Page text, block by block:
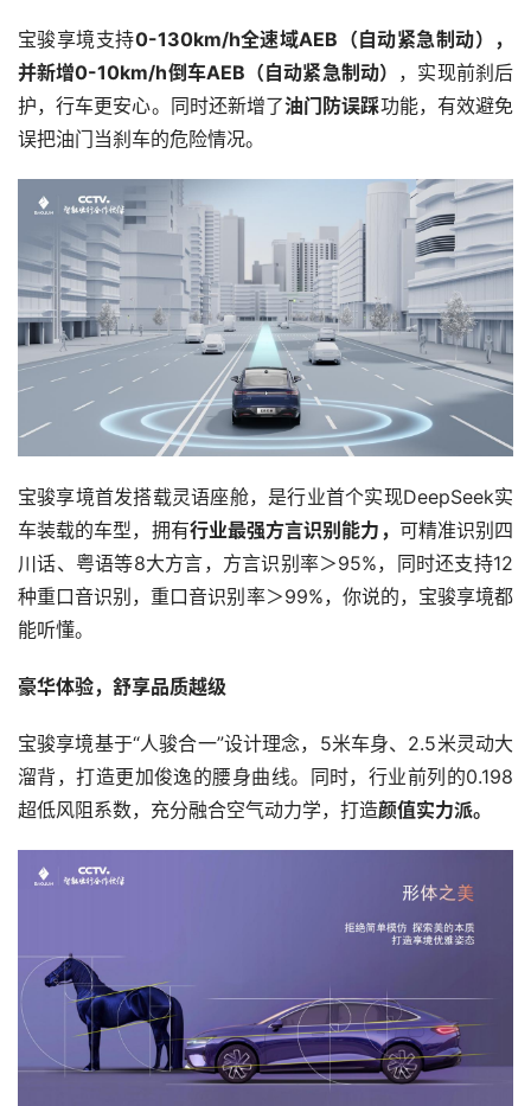
宝骏享境支持0-130km/h全速域AEB（自动紧急制动），
并新增0-10km/h倒车AEB（自动紧急制动） ，实现前刹后
护，行车更安心。同时还新增了油门防误踩功能，有效避免
误把油门当刹车的危险情况。
宝骏享境首发搭载灵语座舱，是行业首个实现DeepSeek实
车装载的车型，拥有行业最强方言识别能力， 可精准识别四
川话、粤语等8大方言，方言识别率＞95%，同时还支持12
种重口音识别，重口音识别率＞99%，你说的，宝骏享境都
能听懂。
豪华体验，舒享品质越级
宝骏享境基于“人骏合一”设计理念，5米车身、2.5米灵动大
溜背，打造更加俊逸的腰身曲线。同时，行业前列的0.198
超低风阻系数，充分融合空气动力学，打造颜值实力派。